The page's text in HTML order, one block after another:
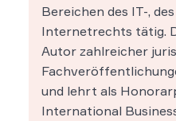
Bereichen des IT-,
Internetrechts tätig.
Autor zahlreicher
und lehrt als
International